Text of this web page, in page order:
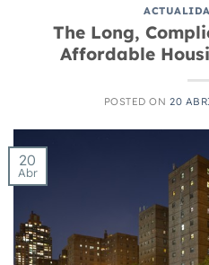
The Long,
Affordable
POSTED ON20
20
Abr